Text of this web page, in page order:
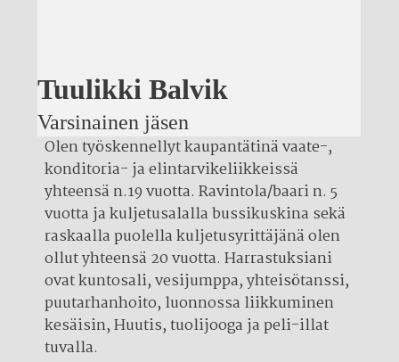
Tuulikki Balvik
Varsinainen jäsen
Olen työskennellyt kaupantätinä vaate-,
konditoria- ja elintarvikeliikkeissä
yhteensä n.19 vuotta. Ravintola/baari n. 5
vuotta ja kuljetusalalla bussikuskina sekä
raskaalla puolella kuljetusyrittäjänä olen
ollut yhteensä 20 vuotta. Harrastuksiani
ovat kuntosali, vesijumppa, yhteisötanssi,
puutarhanhoito, luonnossa liikkuminen
kesäisin, Huutis, tuolijooga ja peli-illat
tuvalla.